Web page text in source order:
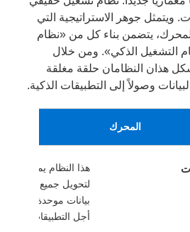
جوهر الاستراتيجية التي
يتضمن بناء كل من «نظام
التشغيل الذكي». ومن خلال
هذان النظامان حلقة مغلقة
وصولاً إلى التطبيقات الذكية.
المحرك
هذا النظام يمثل
لتحويل جميع
بيانات موحدة
أجل التطبيقات